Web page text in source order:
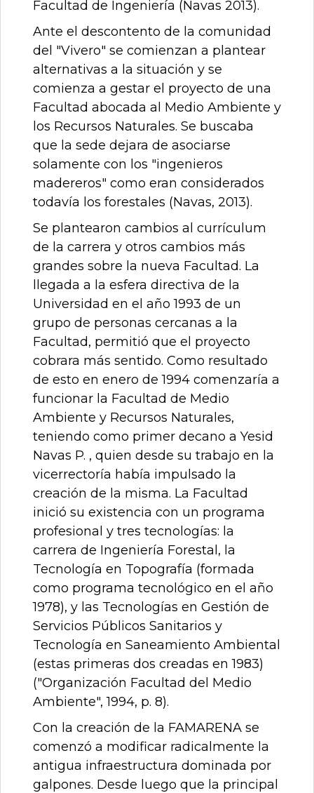
Facultad de Ingeniería (Navas 2013).
Ante el descontento de la comunidad
del "Vivero" se comienzan a plantear
alternativas a la situación y se
comienza a gestar el proyecto de una
Facultad abocada al Medio Ambiente y
los Recursos Naturales. Se buscaba
que la sede dejara de asociarse
solamente con los "ingenieros
madereros" como eran considerados
todavía los forestales (Navas, 2013).
Se plantearon cambios al currículum
de la carrera y otros cambios más
grandes sobre la nueva Facultad. La
llegada a la esfera directiva de la
Universidad en el año 1993 de un
grupo de personas cercanas a la
Facultad, permitió que el proyecto
cobrara más sentido. Como resultado
de esto en enero de 1994 comenzaría a
funcionar la Facultad de Medio
Ambiente y Recursos Naturales,
teniendo como primer decano a Yesid
Navas P. , quien desde su trabajo en la
vicerrectoría había impulsado la
creación de la misma. La Facultad
inició su existencia con un programa
profesional y tres tecnologías: la
carrera de Ingeniería Forestal, la
Tecnología en Topografía (formada
como programa tecnológico en el año
1978), y las Tecnologías en Gestión de
Servicios Públicos Sanitarios y
Tecnología en Saneamiento Ambiental
(estas primeras dos creadas en 1983)
("Organización Facultad del Medio
Ambiente", 1994, p. 8).
Con la creación de la FAMARENA se
comenzó a modificar radicalmente la
antigua infraestructura dominada por
galpones. Desde luego que la principal